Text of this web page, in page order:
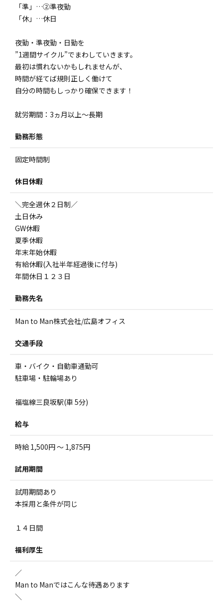
「準」…②準夜勤
「休」…休日
夜勤・準夜勤・日勤を
”1週間サイクル”でまわしていきます。
最初は慣れないかもしれませんが、
時間が経てば規則正しく働けて
自分の時間もしっかり確保できます！
就労期間：3ヵ月以上～長期
勤務形態
固定時間制
休日休暇
＼完全週休２日制／
土日休み
GW休暇
夏季休暇
年末年始休暇
有給休暇(入社半年経過後に付与)
年間休日１２３日
勤務先名
Man to Man株式会社/広島オフィス
交通手段
車・バイク・自動車通勤可
駐車場・駐輪場あり
福塩線三良坂駅(車 5分)
給与
時給 1,500円 ～ 1,875円
試用期間
試用期間あり
本採用と条件が同じ
１４日間
福利厚生
／
Man to Manではこんな待遇あります
＼